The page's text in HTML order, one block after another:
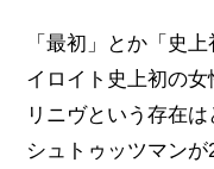
「最初」とか「史
イロイト史上初の女
リニヴという存在
シュトゥッツマン